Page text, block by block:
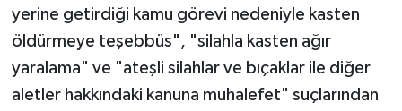
yerine getirdiği kamu görevi nedeniyle kasten
öldürmeye teşebbüs", "silahla kasten ağır
yaralama" ve "ateşli silahlar ve bıçaklar ile diğer
aletler hakkındaki kanuna muhalefet" suçlarından
Çankırı Müftülüğü
Çorum Müftülüğü
Bilim, Teknoloji
Biyografiler